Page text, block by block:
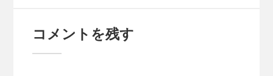
コメントを残す